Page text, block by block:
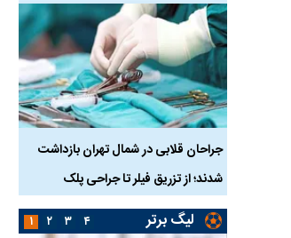
جراحان قلابی در شمال تهران بازداشت
شدند؛ از تزریق فیلر تا جراحی پلک
لیگ برتر ۱ ۲ ۳ ۴